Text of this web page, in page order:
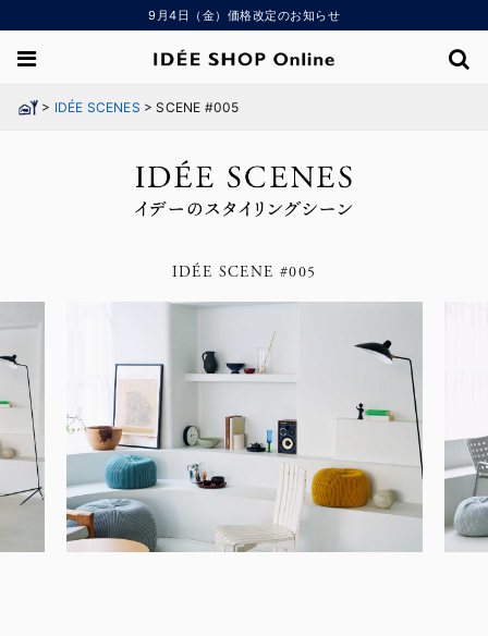
9月4日（金）価格改定のお知らせ
> IDÉE SCENES >SCENE #005
IDÉE SCENE #005